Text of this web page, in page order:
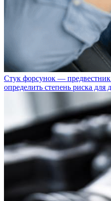
Стук форсунок —
определить степень риска для